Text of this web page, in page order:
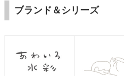
ブランド＆シリーズ